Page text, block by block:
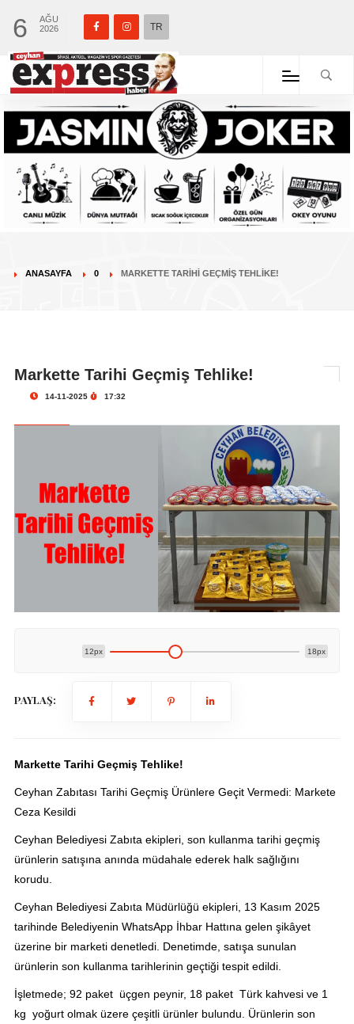
6
AĞU
2026
TR
ANASAYFA 0 MARKETTE TARIHI GEÇMIŞ TEHLIKE!
Markette Tarihi Geçmiş Tehlike!
14-11-2025 17:32
12px 18px
PAYLAŞ:
Markette Tarihi Geçmiş Tehlike!
Ceyhan Zabıtası Tarihi Geçmiş Ürünlere Geçit Vermedi: Markete
Ceza Kesildi
Ceyhan Belediyesi Zabıta ekipleri, son kullanma tarihi geçmiş
ürünlerin satışına anında müdahale ederek halk sağlığını
korudu.
Ceyhan Belediyesi Zabıta Müdürlüğü ekipleri, 13 Kasım 2025
tarihinde Belediyenin WhatsApp İhbar Hattına gelen şikâyet
üzerine bir marketi denetledi. Denetimde, satışa sunulan
ürünlerin son kullanma tarihlerinin geçtiği tespit edildi.
İşletmede; 92 paket üçgen peynir, 18 paket Türk kahvesi ve 1
kg yoğurt olmak üzere çeşitli ürünler bulundu. Ürünlerin son